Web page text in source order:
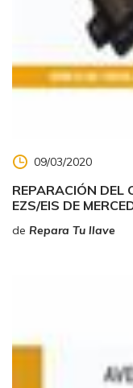
09/03/2020
REPARACIÓN DEL
EZS/EIS DE
de Repara Tu llave